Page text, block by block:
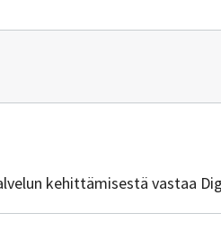
kehittämisestä vastaa